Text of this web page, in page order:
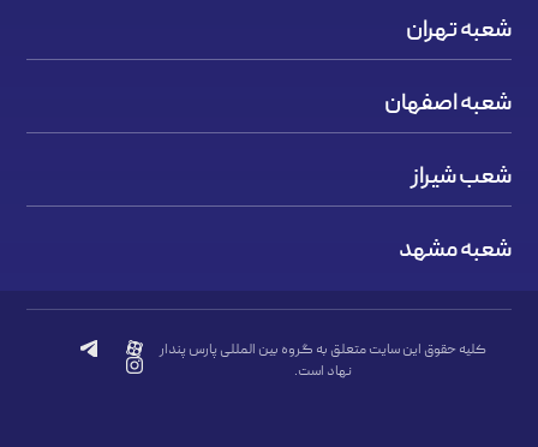
شعبه تهران
شعبه اصفهان
شعب شیراز
شعبه مشهد
کلیه حقوق این سایت متعلق به گروه بین المللی پارس پندار
نهاد است.